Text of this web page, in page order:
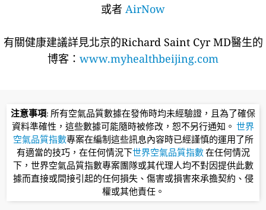
或者 AirNow
有關健康建議詳​​見北京的Richard Saint Cyr MD醫生的
博客： www.myhealthbeijing.com
注意事項: 所有空氣品質數據在發佈時均未經驗證，且為了確保
資料準確性，這些數據可能隨時被修改，恕不另行通知。 世界
空氣品質指數專案在編制這些訊息內容時已經謹慎的運用了所
有適當的技巧，在任何情況下世界空氣品質指數在任何情況
下，世界空氣品質指數專案團隊或其代理人均不對因提供此數
據而直接或間接引起的任何損失、傷害或損害來承擔契約、侵
權或其他責任。